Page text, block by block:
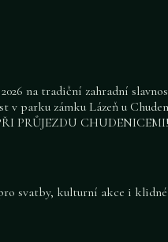
na tradiční zahradní
v parku zámku Lázeň u
PRŮJEZDU
svatby, kulturní akce i klidné